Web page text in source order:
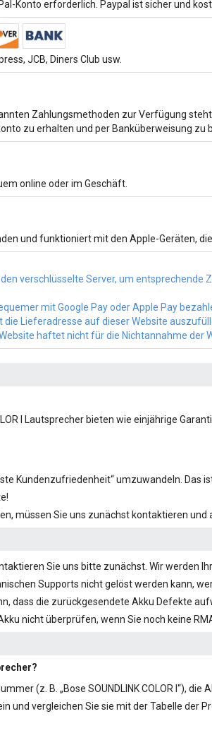
Konto erforderlich. Paypal ist sicher und
JCB, Diners Club usw.
Zahlungsmethoden zur Verfügung
zu erhalten und per Banküberweisung zu
online oder im Geschäft.
und funktioniert mit den Apple-Geräten,
verschlüsselte Server, um
mit Google Pay oder Apple Pay
die Lieferadresse auf dieser Website
haftet nicht für die Nichtannahme der
I
Lautsprecher bieten wie einjährige
Kundenzufriedenheit“ umzuwandeln. Das
müssen Sie uns zunächst kontaktieren
Sie uns bitte zunächst. Wir werden
Supports nicht gelöst werden kann,
dass die zurückgesendete Akku Defekte
nicht überprüfen, wenn Sie noch keine
(z. B. „Bose SOUNDLINK COLOR I “), die
und vergleichen Sie sie mit der Tabelle der